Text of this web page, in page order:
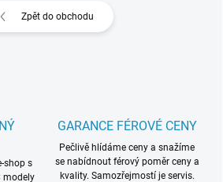
Zpět do obchodu
shop s
modely
GARANCE FÉROVÉ CENY
Pečlivě hlídáme ceny a snažíme
se nabídnout férový poměr ceny a
kvality. Samozřejmostí je servis.